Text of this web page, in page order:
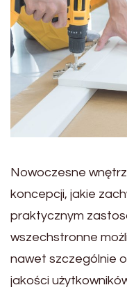
Nowoczesne
koncepcji, jakie
praktycznym
wszechstronne
nawet szczególnie
jakości